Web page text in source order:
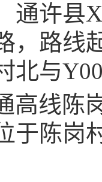
通许县
，路线
北与
高线陈
于陈岗